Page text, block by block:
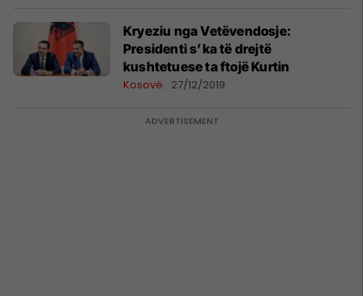
Kryeziu nga Vetëvendosje:
Presidenti s’ka të drejtë
kushtetuese ta ftojë Kurtin
Kosovë 27/12/2019